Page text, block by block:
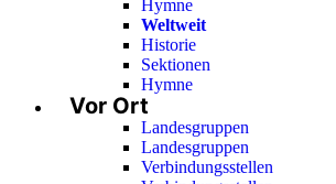
Hymne
Weltweit
Historie
Sektionen
Hymne
Vor Ort
Landesgruppen
Landesgruppen
Verbindungsstellen